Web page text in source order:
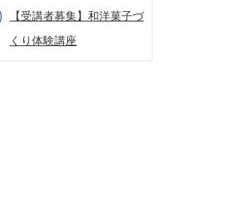
【受講者募集】和洋菓子づ
くり体験講座